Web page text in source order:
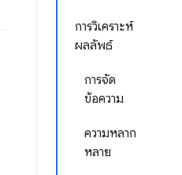
การวิเคราะห์
ผลลัพธ์
การจัด
ข้อความ
ความหลาก
หลาย